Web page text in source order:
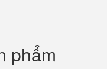
phẩm